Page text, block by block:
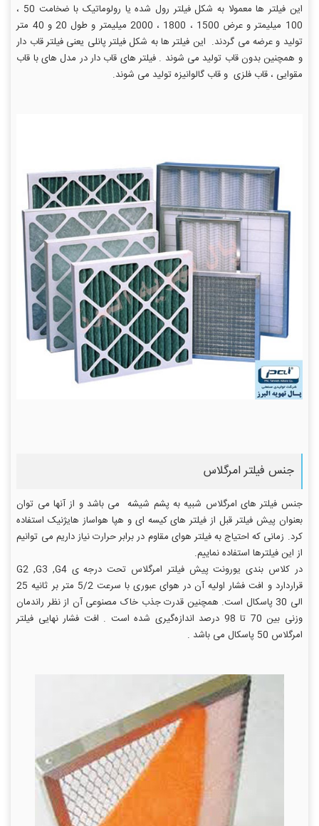
این فیلتر ها معمولا به شکل فیلتر رول شده یا رولوماتیک با ضخامت 50 ،
100 میلیمتر و عرض 1500 ، 1800 ، 2000 میلیمتر و طول 20 و 40 متر
تولید و عرضه می گردند. این فیلتر ها به شکل فیلتر پانلی یعنی فیلتر قاب دار
و همچنین بدون قاب تولید می شوند . فیلتر های قاب دار در مدل های با قاب
مقوایی ، قاب فلزی و قاب گالوانیزه تولید می شوند.
جنس فیلتر امرگلاس
جنس فیلتر های امرگلاس شبیه به پشم شیشه می باشد و از آنها می توان
بعنوان پیش فیلتر قبل از فیلتر های کیسه ای و هپا هواساز هایژنیک استفاده
کرد. زمانی که احتیاج به فیلتر هوای مقاوم در برابر حرارت نیاز داریم می توانیم
از این فیلترها استفاده نماییم.
در کلاس بندی یورونت پیش فیلتر امرگلاس تحت درجه ی G2 ,G3 ,G4
قراردارد و افت فشار اولیه آن در هوای عبوری با سرعت 5/2 متر بر ثانیه 25
الی 30 پاسکال است. همچنین قدرت جذب خاک مصنوعی آن از نظر راندمان
وزنی بین 70 تا 98 درصد اندازه‌گیری شده است . افت فشار نهایی فیلتر
امرگلاس 50 پاسکال می باشد .